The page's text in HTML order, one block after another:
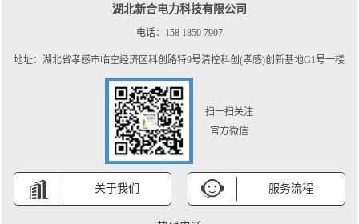
湖北新合电力科技有限公司
电话：158 1850 7907
地址：湖北省孝感市临空经济区科创路特9号清控科创(孝感)创新基地G1号一楼
扫一扫关注
官方微信
关于我们 服务流程